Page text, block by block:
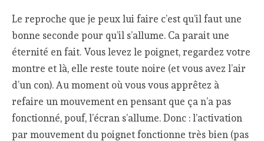
Le reproche que je peux lui faire c’est qu’il faut une
bonne seconde pour qu’il s’allume. Ca parait une
éternité en fait. Vous levez le poignet, regardez votre
montre et là, elle reste toute noire (et vous avez l’air
d’un con). Au moment où vous vous apprêtez à
refaire un mouvement en pensant que ça n’a pas
fonctionné, pouf, l’écran s’allume. Donc : l’activation
par mouvement du poignet fonctionne très bien (pas